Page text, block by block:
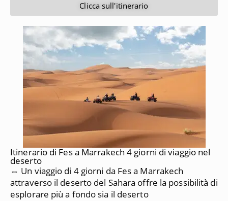
Clicca sull'itinerario
Itinerario di Fes a Marrakech 4 giorni di viaggio nel
deserto
⇔ Un viaggio di 4 giorni da Fes a Marrakech
attraverso il deserto del Sahara offre la possibilità di
esplorare più a fondo sia il deserto